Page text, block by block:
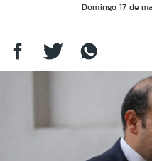
Domingo 17 de